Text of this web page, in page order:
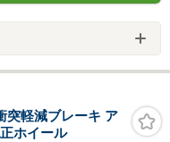
軽減ブレーキ ア
ストップ 障害物ソナー 純正ホイール